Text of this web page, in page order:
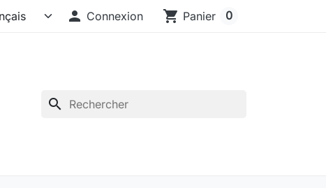
 Connexion shopping_cart Panier 0
search